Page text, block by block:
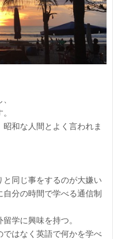
和な人間とよく言われま
同じ事をするのが大嫌い
分の時間で学べる通信制
学に興味を持つ。
ではなく英語で何かを学べ